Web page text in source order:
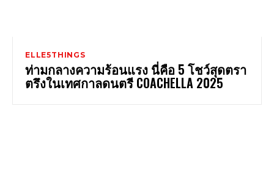
ELLE5THINGS
ท่ามกลางความร้อนแรง นี่คือ 5 โชว์สุดตรา
ตรึงในเทศกาลดนตรี COACHELLA 2025